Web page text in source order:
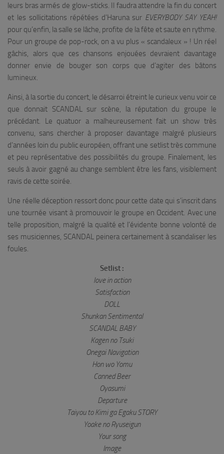
leurs bras armés de glow-sticks. Il faudra attendre la fin du concert
et les sollicitations répétées d’Haruna sur EVERYBODY SAY YEAH!
pour qu’enfin, la salle se lâche, profite de la fête et saute en rythme.
Pour un groupe de pop-rock, on a vu plus « scandaleux » ! Un réel
gâchis, alors que ces chansons enjouées devraient davantage
donner envie de bouger son corps que d’agiter des bâtons
lumineux.
Ainsi, à la sortie du concert, le désarroi étreint le curieux venu voir ce
que donnait SCANDAL sur scène, la réputation du groupe le
précédant. Le quatuor a malheureusement fait un show très
convenu, sans chercher à proposer davantage malgré plusieurs
d’années loin du public européen, offrant une setlist très commune
et peu représentative des possibilités du groupe. Finalement, les
seuls à avoir gagné au change semblent être les fans, visiblement
ravis de cette soirée.
Une réelle déception ressort donc pour cette date qui s’inscrit dans
une tournée visant à promouvoir le groupe en Occident. Avec une
telle proposition, malgré la qualité et l’évidente bonne volonté de
ses musiciennes, SCANDAL peinera certainement à scandaliser les
foules.
Setlist :
love in action
Satisfaction
DOLL
Shunkan Sentimental
SCANDAL BABY
Kagen no Tsuki
Onegai Navigation
Hon wo Yomu
Canned Beer
Oyasumi
Departure
Taiyou to Kimi ga Egaku STORY
Yoake no Ryuseigun
Your song
Image